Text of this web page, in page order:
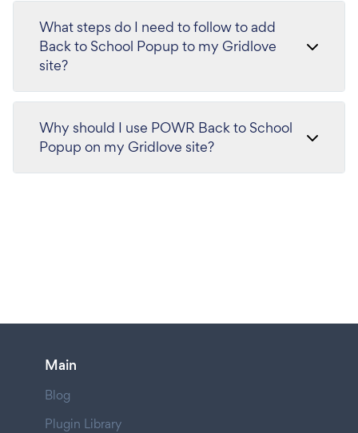
What steps do I need to follow to add
Back to School Popup to my Gridlove
site?
Why should I use POWR Back to School
Popup on my Gridlove site?
Main
Blog
Plugin Library